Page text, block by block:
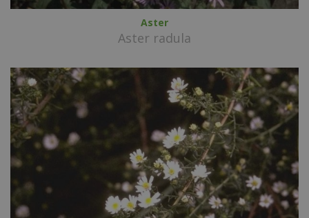
Aster
Aster radula